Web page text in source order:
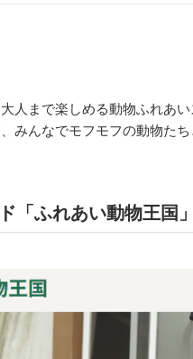
人まで楽しめる動物ふれあい
みんなでモフモフの動物た
「ふれあい動物王国